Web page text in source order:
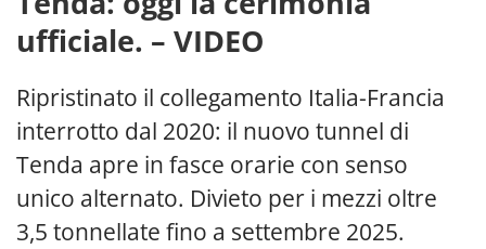
ufficiale. – VIDEO
Ripristinato il collegamento Italia-Francia
interrotto dal 2020: il nuovo tunnel di
Tenda apre in fasce orarie con senso
unico alternato. Divieto per i mezzi oltre
3,5 tonnellate fino a settembre 2025.